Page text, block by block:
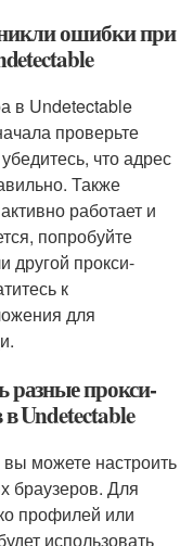
ошибки при
в Undetectable
проверьте
что адрес
Также
работает и
попробуйте
другой прокси-
к
для
разные прокси-
Undetectable
можете настроить
браузеров. Для
профилей или
использовать